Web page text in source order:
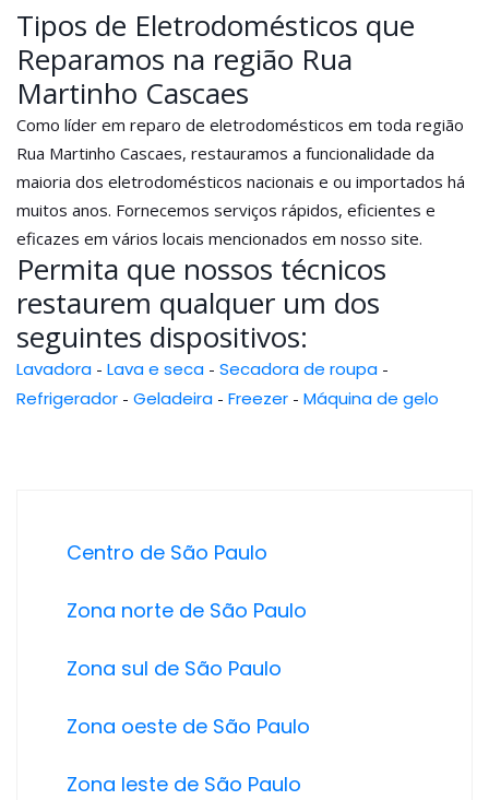
Tipos de Eletrodomésticos que
Reparamos na região Rua
Martinho Cascaes
Como líder em reparo de eletrodomésticos em toda região
Rua Martinho Cascaes, restauramos a funcionalidade da
maioria dos eletrodomésticos nacionais e ou importados há
muitos anos. Fornecemos serviços rápidos, eficientes e
eficazes em vários locais mencionados em nosso site.
Permita que nossos técnicos
restaurem qualquer um dos
seguintes dispositivos:
Lavadora - Lava e seca - Secadora de roupa -
Refrigerador - Geladeira - Freezer - Máquina de gelo
Centro de São Paulo
Zona norte de São Paulo
Zona sul de São Paulo
Zona oeste de São Paulo
Zona leste de São Paulo